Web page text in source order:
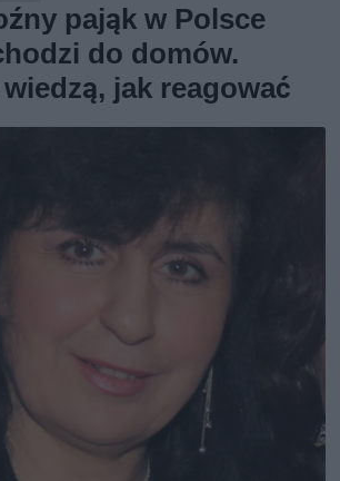
pająk w Polsce
do domów.
jak reagować